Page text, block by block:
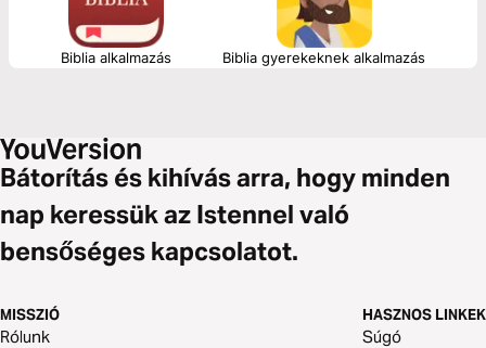
Biblia alkalmazás Biblia gyerekeknek alkalmazás
Bátorítás és kihívás arra, hogy minden
nap keressük az Istennel való
bensőséges kapcsolatot.
MISSZIÓ
Rólunk
HASZNOS LINKEK
Súgó